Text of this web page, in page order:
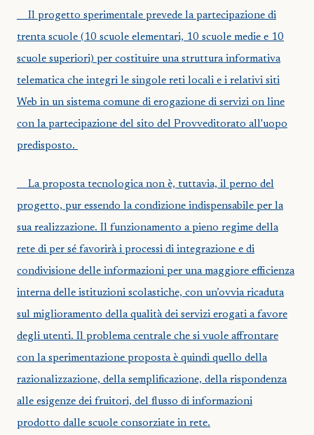
Il progetto sperimentale prevede la partecipazione di
trenta scuole (10 scuole elementari, 10 scuole medie e 10
scuole superiori) per costituire una struttura informativa
telematica che integri le singole reti locali e i relativi siti
Web in un sistema comune di erogazione di servizi on line
con la partecipazione del sito del Provveditorato all'uopo
predisposto.
La proposta tecnologica non è, tuttavia, il perno del
progetto, pur essendo la condizione indispensabile per la
sua realizzazione. Il funzionamento a pieno regime della
rete di per sé favorirà i processi di integrazione e di
condivisione delle informazioni per una maggiore efficienza
interna delle istituzioni scolastiche, con un’ovvia ricaduta
sul miglioramento della qualità dei servizi erogati a favore
degli utenti. Il problema centrale che si vuole affrontare
con la sperimentazione proposta è quindi quello della
razionalizzazione, della semplificazione, della rispondenza
alle esigenze dei fruitori, del flusso di informazioni
prodotto dalle scuole consorziate in rete.